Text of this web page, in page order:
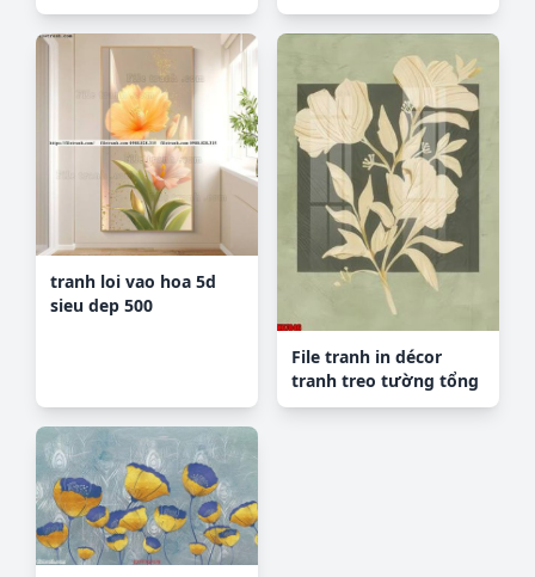
tranh loi vao hoa 5d
sieu dep 500
File tranh in décor
tranh treo tường tổng
hợp KD7846